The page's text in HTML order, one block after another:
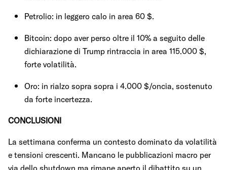
Petrolio: in leggero calo in area 60 $.
Bitcoin: dopo aver perso oltre il 10% a seguito delle
dichiarazione di Trump rintraccia in area 115.000 $,
forte volatilità.
Oro: in rialzo sopra sopra i 4.000 $/oncia, sostenuto
da forte incertezza.
CONCLUSIONI
La settimana conferma un contesto dominato da volatilità
e tensioni crescenti. Mancano le pubblicazioni macro per
via dello shutdown ma rimane aperto il dibattito su un